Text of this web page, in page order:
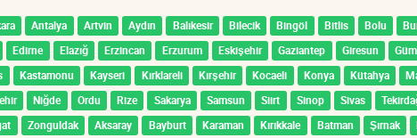
Antalya Artvin Aydın Balıkesir Bilecik Bingöl Bitlis Bolu
Edirne Elazığ Erzincan Erzurum Eskişehir Gaziantep Giresun
Kastamonu Kayseri Kırklareli Kırşehir Kocaeli Konya Kütahya
Niğde Ordu Rize Sakarya Samsun Siirt Sinop Sivas
Zonguldak Aksaray Bayburt Karaman Kırıkkale Batman Şırnak